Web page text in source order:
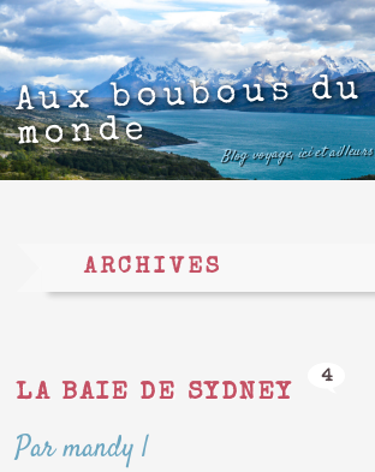
Aux boubous du
monde
Blog voyage, ici et ailleurs
ARCHIVES
LA BAIE DE SYDNEY
4
Par mandy |